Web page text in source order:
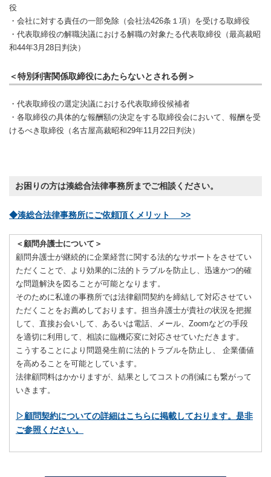
役
・会社に対する責任の一部免除（会社法426条１項）を受ける取締役
・代表取締役の解職決議における解職の対象たる代表取締役（最高裁昭
和44年3月28日判決）
＜特別利害関係取締役にあたらないとされる例＞
・代表取締役の選定決議における代表取締役候補者
・各取締役の具体的な報酬額の決定をする取締役会において、報酬を受
けるべき取締役（名古屋高裁昭和29年11月22日判決）
お困りの方は湊総合法律事務所までご相談ください。
◆湊総合法律事務所にご依頼頂くメリット >>
＜顧問弁護士について＞
顧問弁護士が継続的に企業経営に関する法的なサポートをさせてい
ただくことで、より効果的に法的トラブルを防止し、迅速かつ的確
な問題解決を図ることが可能となります。
そのために私達の事務所では法律顧問契約を締結して対応させてい
ただくことをお薦めしております。担当弁護士が貴社の状況を把握
して、直接お会いして、あるいは電話、メール、Zoomなどの手段
を適切に利用して、相談に臨機応変に対応させていただきます。
こうすることにより問題発生前に法的トラブルを防止し、 企業価値
を高めることを可能としています。
法律顧問料はかかりますが、結果としてコストの削減にも繋がって
いきます。
▷顧問契約についての詳細はこちらに掲載しております。是非
ご参照ください。